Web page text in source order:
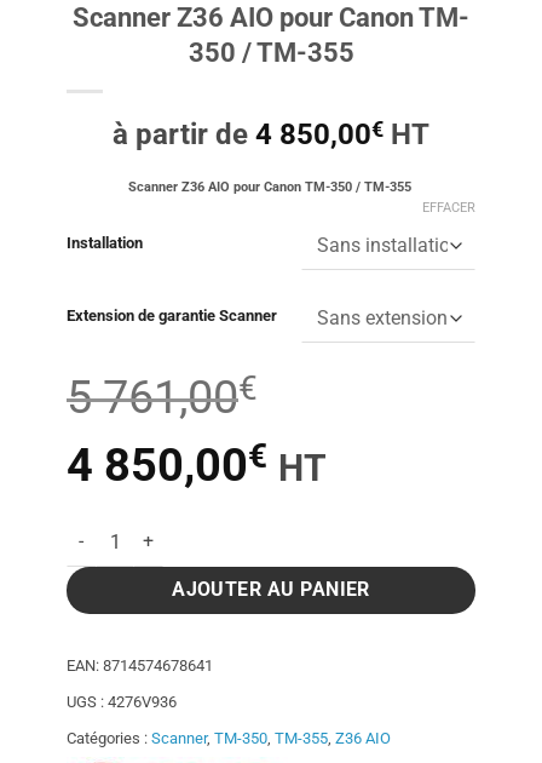
Scanner Z36 AIO pour Canon TM-
350 / TM-355
à partir de 4 850,00€ HT
Scanner Z36 AIO pour Canon TM-350 / TM-355
Installation
Extension de garantie Scanner
EFFACER
5 761,00€
Le
prix
initial
était :
5
4 850,00€ Le
actuel
4
HT
quantité de Scanner Z36 AIO pour Canon TM-350 / TM-355
AJOUTER AU PANIER
EAN: 8714574678641
UGS : 4276V936
Catégories : Scanner, TM-350, TM-355, Z36 AIO